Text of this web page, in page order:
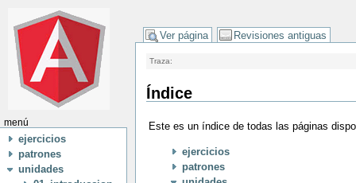
menú
ejercicios
patrones
unidades
Ver página Revisiones antiguas
Traza:
Índice
Este es un índice de todas las páginas
ejercicios
patrones